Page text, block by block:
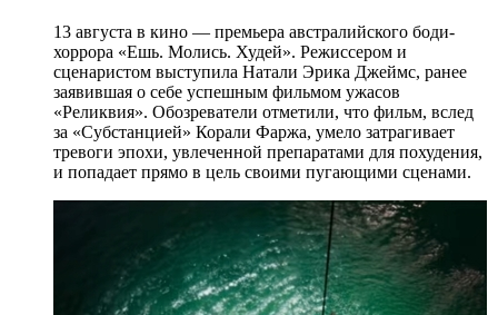
13 августа в кино — премьера австралийского боди-
хоррора «Ешь. Молись. Худей». Режиссером и
сценаристом выступила Натали Эрика Джеймс, ранее
заявившая о себе успешным фильмом ужасов
«Реликвия». Обозреватели отметили, что фильм, вслед
за «Субстанцией» Корали Фаржа, умело затрагивает
тревоги эпохи, увлеченной препаратами для похудения,
и попадает прямо в цель своими пугающими сценами.